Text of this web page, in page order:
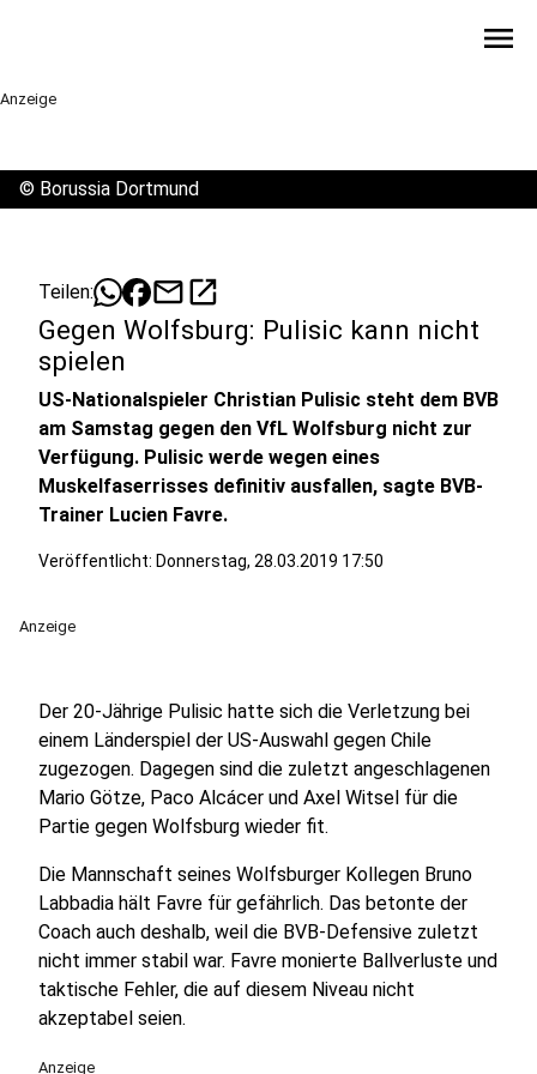
menu
Anzeige
© Borussia Dortmund
Teilen: mailopen_in_new
Gegen Wolfsburg: Pulisic kann nicht
spielen
US-Nationalspieler Christian Pulisic steht dem BVB
am Samstag gegen den VfL Wolfsburg nicht zur
Verfügung. Pulisic werde wegen eines
Muskelfaserrisses definitiv ausfallen, sagte BVB-
Trainer Lucien Favre.
Veröffentlicht: Donnerstag, 28.03.2019 17:50
Anzeige
Der 20-Jährige Pulisic hatte sich die Verletzung bei
einem Länderspiel der US-Auswahl gegen Chile
zugezogen. Dagegen sind die zuletzt angeschlagenen
Mario Götze, Paco Alcácer und Axel Witsel für die
Partie gegen Wolfsburg wieder fit.
Die Mannschaft seines Wolfsburger Kollegen Bruno
Labbadia hält Favre für gefährlich. Das betonte der
Coach auch deshalb, weil die BVB-Defensive zuletzt
nicht immer stabil war. Favre monierte Ballverluste und
taktische Fehler, die auf diesem Niveau nicht
akzeptabel seien.
Anzeige